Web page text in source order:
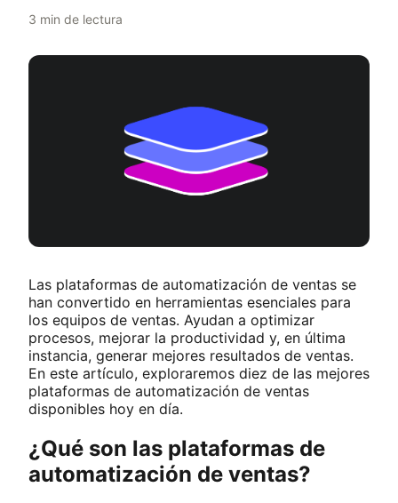
3 min de lectura
Las plataformas de automatización de ventas se
han convertido en herramientas esenciales para
los equipos de ventas. Ayudan a optimizar
procesos, mejorar la productividad y, en última
instancia, generar mejores resultados de ventas.
En este artículo, exploraremos diez de las mejores
plataformas de automatización de ventas
disponibles hoy en día.
¿Qué son las plataformas de
automatización de ventas?